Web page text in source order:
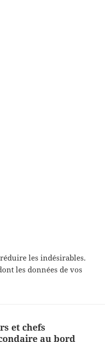
les indésirables.
les données de vos
et chefs
au bord